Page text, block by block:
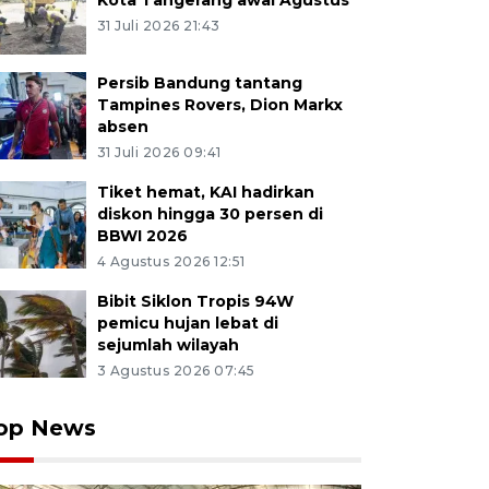
31 Juli 2026 21:43
Persib Bandung tantang
Tampines Rovers, Dion Markx
absen
31 Juli 2026 09:41
Tiket hemat, KAI hadirkan
diskon hingga 30 persen di
BBWI 2026
4 Agustus 2026 12:51
Bibit Siklon Tropis 94W
pemicu hujan lebat di
sejumlah wilayah
3 Agustus 2026 07:45
News